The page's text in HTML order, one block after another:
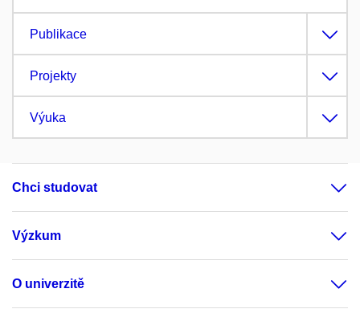
Publikace
Projekty
Výuka
Chci studovat
Výzkum
O univerzitě